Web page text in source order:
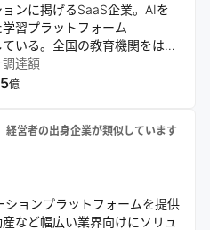
ンに掲げるSaaS企業。AIを
習プラットフォーム
いる。全国の教育機関をはじ
おり、記憶を切り口とした個
ータの可視化・活用が強みの
調達額
億
経営者の出身企業が類似しています
ョンプラットフォームを提供
など幅広い業界向けにソリュ